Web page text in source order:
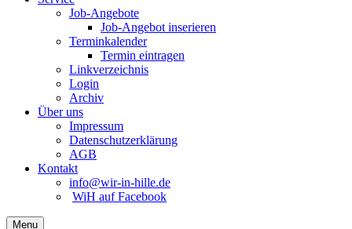
Job-Angebote
Job-Angebot inserieren
Terminkalender
Termin eintragen
Linkverzeichnis
Login
Archiv
Über uns
Impressum
Datenschutzerklärung
AGB
Kontakt
info@wir-in-hille.de
WiH auf Facebook
Menu